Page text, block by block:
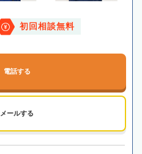
初回相談無料
電話する
メールする